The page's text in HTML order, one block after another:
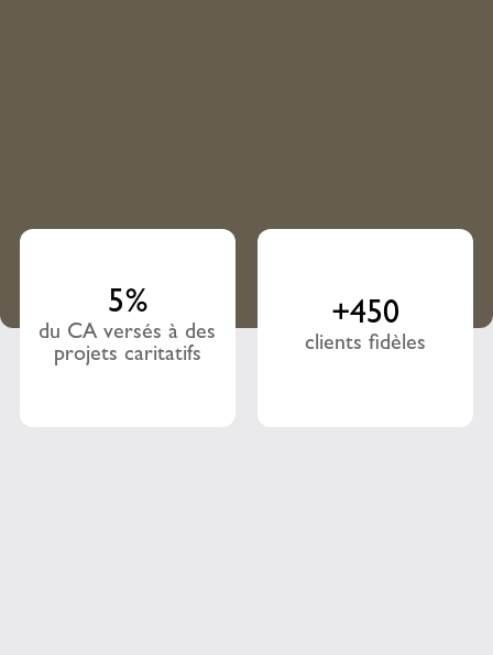
5%
du CA versés à des
projets caritatifs
+450
clients fidèles